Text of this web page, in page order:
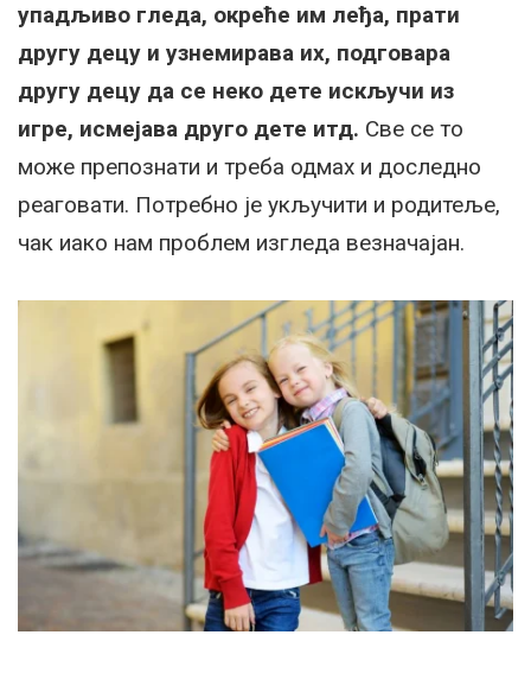
упадљиво гледа, окреће им леђа, прати
другу децу и узнемирава их, подговара
другу децу да се неко дете искључи из
игре, исмејава друго дете итд. Све се то
може препознати и треба одмах и доследно
реаговати. Потребно је укључити и родитеље,
чак иако нам проблем изгледа везначајан.